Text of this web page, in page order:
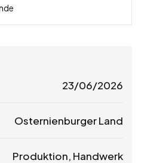
23/06/2026
Osternienburger Land
Produktion, Handwerk